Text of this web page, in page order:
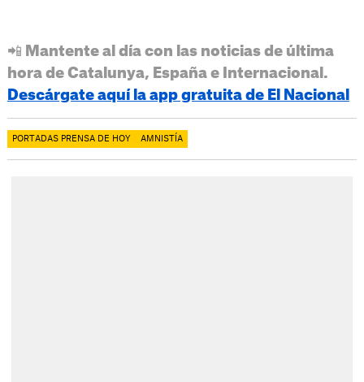
📲 Mantente al día con las noticias de última
hora de Catalunya, España e Internacional.
Descárgate aquí la app gratuita de El Nacional
PORTADAS PRENSA DE HOY AMNISTÍA